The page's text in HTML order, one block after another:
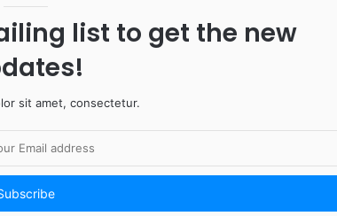
list to get the new
sit amet, consectetur.